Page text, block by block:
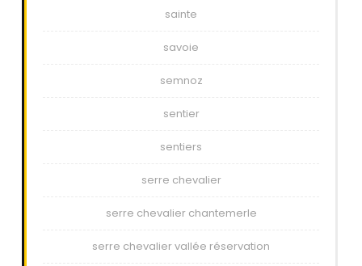
sainte
savoie
semnoz
sentier
sentiers
serre chevalier
serre chevalier chantemerle
serre chevalier vallée réservation